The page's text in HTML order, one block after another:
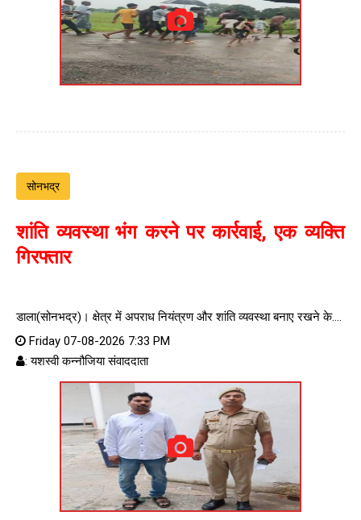
सोनभद्र
शांति व्यवस्था भंग करने पर कार्रवाई, एक व्यक्ति
गिरफ्तार
डाला(सोनभद्र)। क्षेत्र में अपराध नियंत्रण और शांति व्यवस्था बनाए रखने के....
Friday 07-08-2026 7:33 PM
: यशस्वी कन्नौजिया संवाददाता